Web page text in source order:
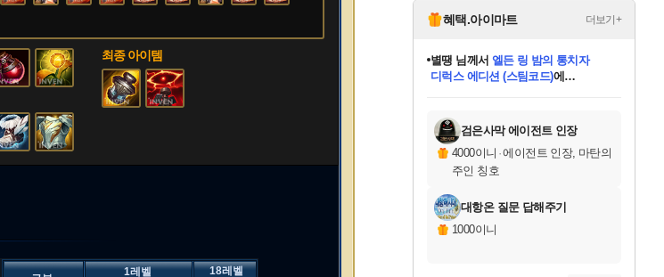
최종 아이템
1레벨
18레벨
혜택.아이마트 더보기+
교환.
당첨되셨습니다.
니코 님께서 (본편포함) 데이브 더
다이버 인 더 정글 번들 (스팀코드)
당첨되셨습니다.
당첨되셨습니다.
당첨되셨습니다.
당첨되셨습니다.
당첨되셨습니다.
에디션 (스팀코드)를 교환.
당첨되셨습니다.
검은사막 에이전트 인장
4000이니 ·에이전트 인장, 마탄의
주인 칭호
대항온 질문 답해주기
1000이니